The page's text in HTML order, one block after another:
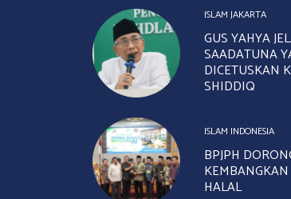
ISLAM JAKARTA
GUS YAHYA
SAADATUNA
DICETUSKAN
SHIDDIQ
ISLAM INDONESIA
BPJPH
HALAL